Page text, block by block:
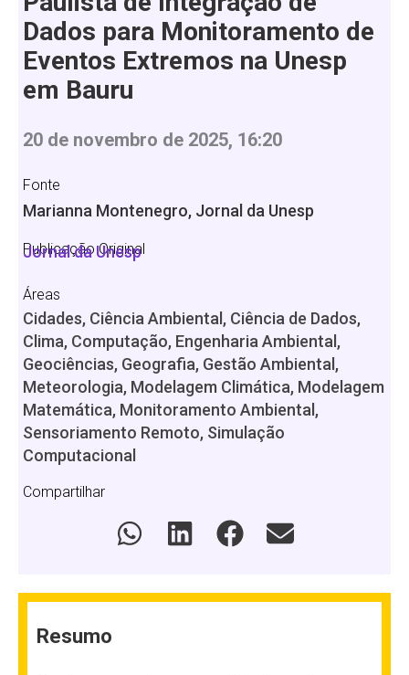
Dados para Monitoramento de
Eventos Extremos na Unesp
em Bauru
20 de novembro de 2025, 16:20
Fonte
Marianna Montenegro, Jornal da Unesp
Publicação Original
Jornal da Unesp
Áreas
Cidades, Ciência Ambiental, Ciência de Dados,
Clima, Computação, Engenharia Ambiental,
Geociências, Geografia, Gestão Ambiental,
Meteorologia, Modelagem Climática, Modelagem
Matemática, Monitoramento Ambiental,
Sensoriamento Remoto, Simulação
Computacional
Compartilhar
Resumo